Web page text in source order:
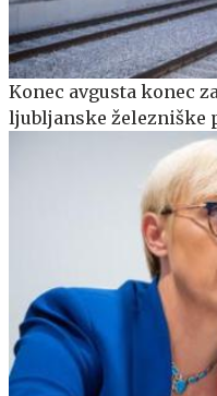
Konec avgusta konec
ljubljanske železniške